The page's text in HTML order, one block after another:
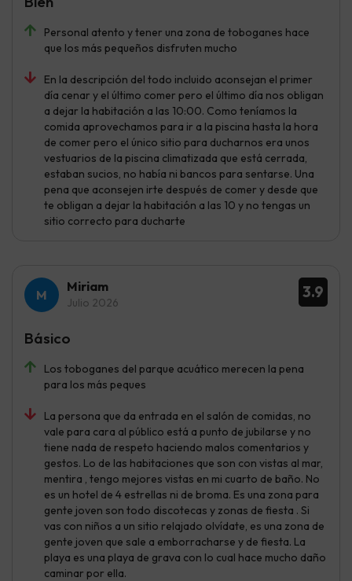
Personal atento y tener una zona de toboganes hace
que los más pequeños disfruten mucho
En la descripción del todo incluido aconsejan el primer
día cenar y el último comer pero el último día nos obligan
a dejar la habitación a las 10:00. Como teníamos la
comida aprovechamos para ir a la piscina hasta la hora
de comer pero el único sitio para ducharnos era unos
vestuarios de la piscina climatizada que está cerrada,
estaban sucios, no había ni bancos para sentarse. Una
pena que aconsejen irte después de comer y desde que
te obligan a dejar la habitación a las 10 y no tengas un
sitio correcto para ducharte
3.9
Miriam
Julio 2026
Los toboganes del parque acuático merecen la pena
para los más peques
La persona que da entrada en el salón de comidas, no
vale para cara al público está a punto de jubilarse y no
tiene nada de respeto haciendo malos comentarios y
gestos. Lo de las habitaciones que son con vistas al mar,
mentira , tengo mejores vistas en mi cuarto de baño. No
es un hotel de 4 estrellas ni de broma. Es una zona para
gente joven son todo discotecas y zonas de fiesta . Si
vas con niños a un sitio relajado olvídate, es una zona de
gente joven que sale a emborracharse y de fiesta. La
playa es una playa de grava con lo cual hace mucho daño
caminar por ella.
Básico